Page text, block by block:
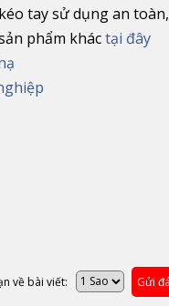
tay sử dụng an
phẩm kháctại đây
về bài viết: Gửi